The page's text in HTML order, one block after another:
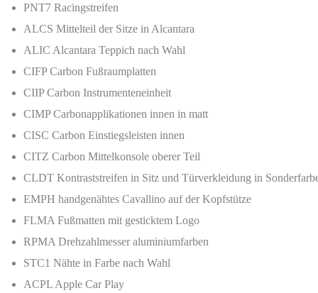
PNT7 Racingstreifen
ALCS Mittelteil der Sitze in Alcantara
ALIC Alcantara Teppich nach Wahl
CIFP Carbon Fußraumplatten
CIIP Carbon Instrumenteneinheit
CIMP Carbonapplikationen innen in matt
CISC Carbon Einstiegsleisten innen
CITZ Carbon Mittelkonsole oberer Teil
CLDT Kontraststreifen in Sitz und Türverkleidung in
EMPH handgenähtes Cavallino auf der Kopfstütze
FLMA Fußmatten mit gesticktem Logo
RPMA Drehzahlmesser aluminiumfarben
STC1 Nähte in Farbe nach Wahl
ACPL Apple Car Play